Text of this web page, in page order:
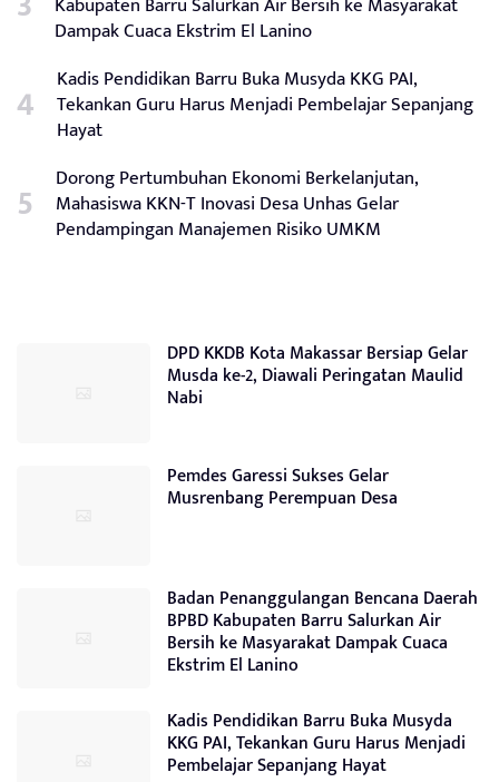
Dampak Cuaca Ekstrim El Lanino
Kadis Pendidikan Barru Buka Musyda KKG PAI,
Tekankan Guru Harus Menjadi Pembelajar Sepanjang
Hayat
Dorong Pertumbuhan Ekonomi Berkelanjutan,
Mahasiswa KKN-T Inovasi Desa Unhas Gelar
Pendampingan Manajemen Risiko UMKM
DPD KKDB Kota Makassar Bersiap Gelar
Musda ke-2, Diawali Peringatan Maulid
Nabi
Pemdes Garessi Sukses Gelar
Musrenbang Perempuan Desa
Badan Penanggulangan Bencana Daerah
BPBD Kabupaten Barru Salurkan Air
Bersih ke Masyarakat Dampak Cuaca
Ekstrim El Lanino
Kadis Pendidikan Barru Buka Musyda
KKG PAI, Tekankan Guru Harus Menjadi
Pembelajar Sepanjang Hayat